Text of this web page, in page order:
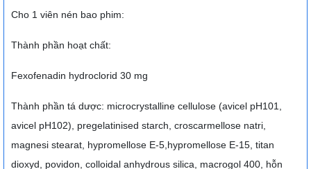
Cho 1 viên nén bao phim:
Thành phần hoạt chất:
Fexofenadin hydroclorid 30 mg
Thành phần tá dược: microcrystalline cellulose (avicel pH101,
avicel pH102), pregelatinised starch, croscarmellose natri,
magnesi stearat, hypromellose E-5,hypromellose E-15, titan
dioxyd, povidon, colloidal anhydrous silica, macrogol 400, hỗn